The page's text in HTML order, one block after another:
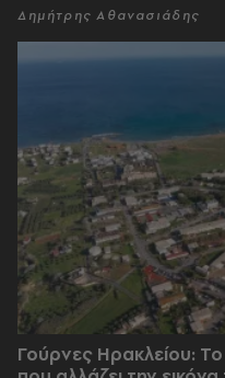
Δημήτρης Αθανασιάδης
Γούρνες Ηρακλείου: